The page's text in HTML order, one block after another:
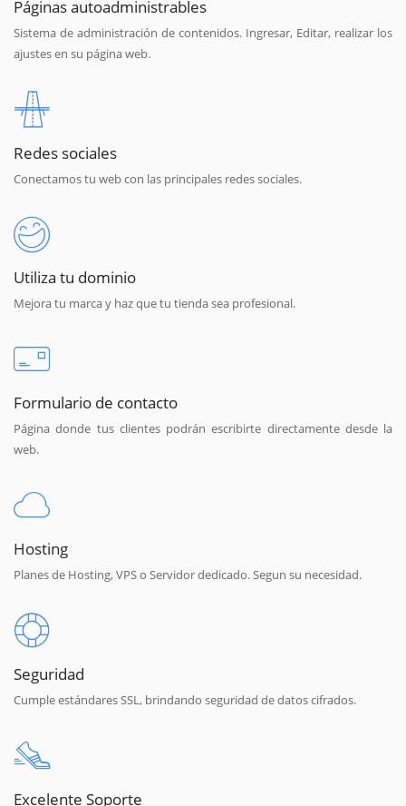
Páginas autoadministrables
Sistema de administración de contenidos. Ingresar, Editar, realizar los
ajustes en su página web.
Redes sociales
Conectamos tu web con las principales redes sociales.
Utiliza tu dominio
Mejora tu marca y haz que tu tienda sea profesional.
Formulario de contacto
Página donde tus clientes podrán escribirte directamente desde la
web.
Hosting
Planes de Hosting, VPS o Servidor dedicado. Segun su necesidad.
Seguridad
Cumple estándares SSL, brindando seguridad de datos cifrados.
Excelente Soporte